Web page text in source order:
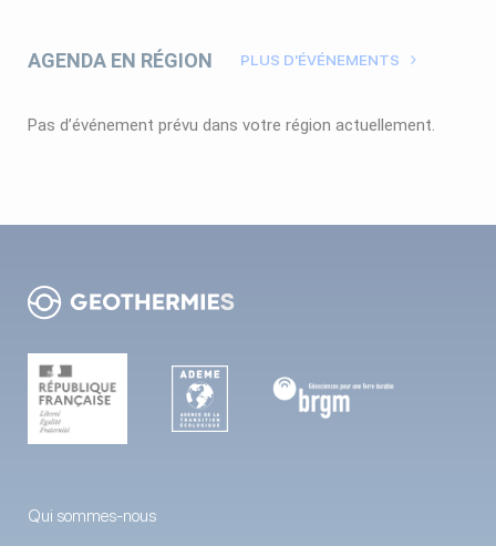
AGENDA EN RÉGION PLUS D'ÉVÉNEMENTS
Pas d’événement prévu dans votre région actuellement.
Qui sommes-nous